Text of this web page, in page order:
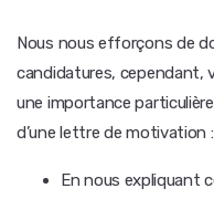
Nous nous efforçons de
candidatures, cependant,
une importance
d’une lettre de motivation :
En nous expliquant